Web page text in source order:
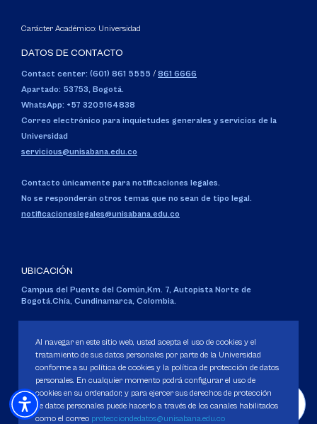
Carácter Académico: Universidad
DATOS DE CONTACTO
Contact center: (601) 861 5555 / 861 6666
Apartado: 53753, Bogotá.
WhatsApp: +57 3205164838
Correo electrónico para inquietudes generales y servicios de la
Universidad
servicious@unisabana.edu.co
Contacto únicamente para notificaciones legales.
No se responderán otros temas que no sean de tipo legal.
notificacioneslegales@unisabana.edu.co
UBICACIÓN
Campus del Puente del Común,Km. 7, Autopista Norte de
Bogotá.Chía, Cundinamarca, Colombia.
Personería Jurídica:Resolución 130 del 14 de enero de 1980.
Ministerio de Educación Nacional.
Al navegar en este sitio web, usted acepta el uso de cookies y el
tratamiento de sus datos personales por parte de la Universidad
conforme a su política de cookies y la política de protección de datos
personales. En cualquier momento podrá configurar el uso de
cookies en su ordenador, y para ejercer sus derechos de protección
de datos personales puede hacerlo a través de los canales habilitados
como el correo protecciondedatos@unisabana.edu.co